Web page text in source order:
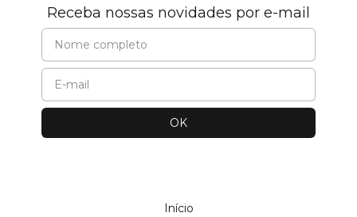
Receba nossas novidades por e-mail
Início